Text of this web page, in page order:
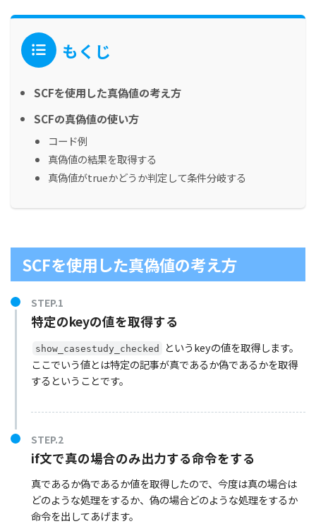
もくじ
SCFを使用した真偽値の考え方
SCFの真偽値の使い方
コード例
真偽値の結果を取得する
真偽値がtrueかどうか判定して条件分岐する
SCFを使用した真偽値の考え方
特定のkeyの値を取得する
show_casestudy_checked
というkeyの値を取得します。
ここでいう値とは特定の記事が真であるか偽であるかを取得
するということです。
if文で真の場合のみ出力する命令をする
真であるか偽であるか値を取得したので、今度は真の場合は
どのような処理をするか、偽の場合どのような処理をするか
命令を出してあげます。